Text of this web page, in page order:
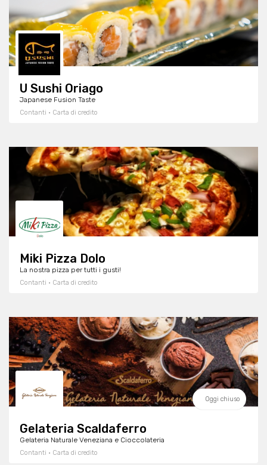
U Sushi Oriago
Japanese Fusion Taste
Contanti · Carta di credito
Miki Pizza Dolo
La nostra pizza per tutti i gusti!
Contanti · Carta di credito
Oggi chiuso
Gelateria Scaldaferro
Gelateria Naturale Veneziana e Cioccolateria
Contanti · Carta di credito